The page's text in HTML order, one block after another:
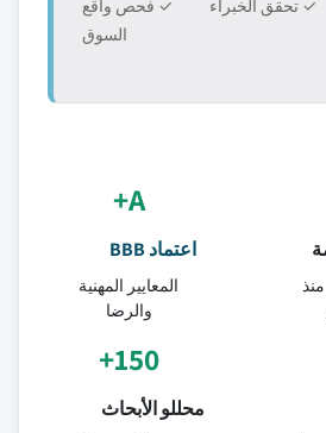
✓ تحقق الخبراء
✓ فحص واقع
السوق
A+
اعتماد BBB
المعايير المهنية
والرضا
150+
محللو الأبحاث